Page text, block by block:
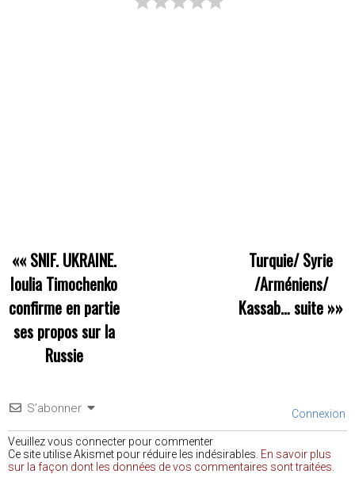
«« SNIF. UKRAINE.
Ioulia Timochenko
confirme en partie
ses propos sur la
Russie
Turquie/ Syrie
/Arméniens/
Kassab… suite »»
S’abonner Connexion
Veuillez vous connecter pour commenter
Ce site utilise Akismet pour réduire les indésirables. En savoir plus
sur la façon dont les données de vos commentaires sont traitées